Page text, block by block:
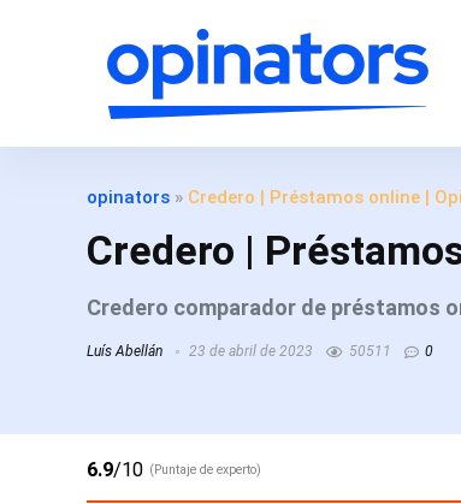
opinators » Credero | Préstamos online |
Credero |
Credero comparador de préstamos
Luís Abellán 23 de abril de 2023 50511 0
6.9/10 (Puntaje de experto)